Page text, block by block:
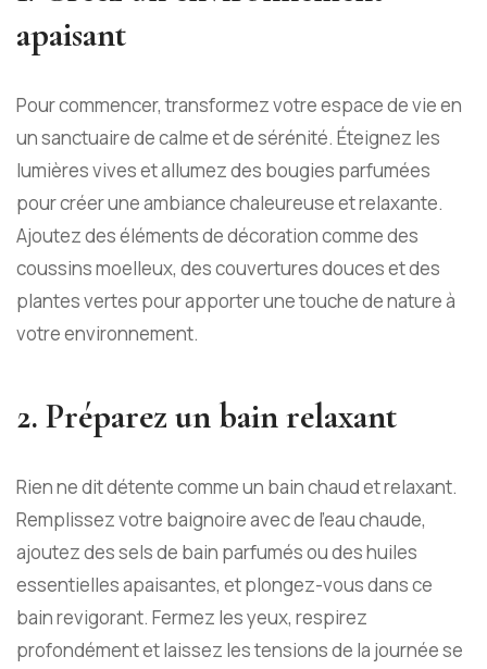
apaisant
Pour commencer, transformez votre espace de vie en
un sanctuaire de calme et de sérénité. Éteignez les
lumières vives et allumezdes bougies parfumées
pour créer une ambiance chaleureuse et relaxante.
Ajoutez des éléments de décoration comme des
coussins moelleux, des couvertures douces et des
plantes vertes pour apporter une touche de nature à
votre environnement.
2. Préparez un bain relaxant
Rien ne dit détente comme un bain chaud et relaxant.
Remplissez votre baignoire avec de l’eau chaude,
ajoutezdes sels de bain parfumés ou des huiles
essentielles apaisantes, et plongez-vous dans ce
bain revigorant. Fermez les yeux, respirez
profondément et laissez les tensions de la journée se